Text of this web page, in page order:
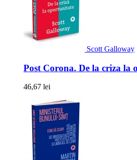
Scott Galloway
Post Corona. De la criza la
46,67 lei